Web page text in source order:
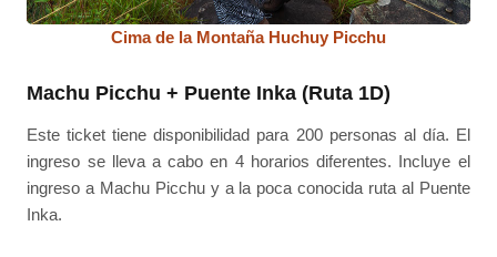
Cima de la Montaña Huchuy Picchu
Machu Picchu + Puente Inka (Ruta 1D)
Este ticket tiene disponibilidad para 200 personas al día. El
ingreso se lleva a cabo en 4 horarios diferentes. Incluye el
ingreso a Machu Picchu y a la poca conocida ruta al Puente
Inka.